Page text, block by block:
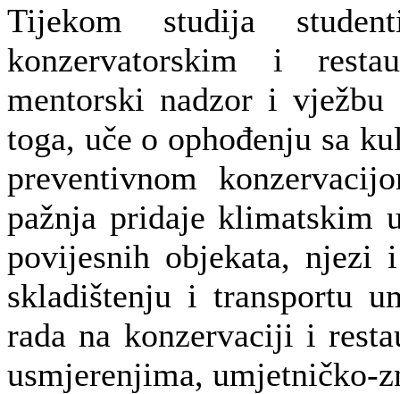
Tijekom studija
konzervatorskim i
mentorski nadzor i
toga, uče o ophođenju sa
preventivnom
pažnja pridaje klimatskim
povijesnih objekata, njezi
skladištenju i transportu
rada na konzervaciji i
usmjerenjima, umjetničko-